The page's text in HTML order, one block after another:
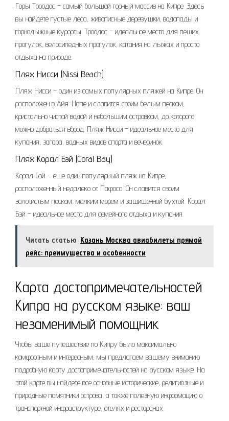
Горы Троодос – самый большой горный массив на Кипре. Здесь
вы найдете густые леса, живописные деревушки, водопады и
горнолыжные курорты. Троодос – идеальное место для пеших
прогулок, велосипедных прогулок, катания на лыжах и просто
отдыха на природе.
Пляж Нисси (Nissi Beach)
Пляж Нисси – один из самых популярных пляжей на Кипре. Он
расположен в Айя-Напе и славится своим белым песком,
кристально чистой водой и небольшим островком, до которого
можно добраться вброд. Пляж Нисси – идеальное место для
купания, загара, водных видов спорта и вечеринок.
Пляж Корал Бэй (Coral Bay)
Корал Бэй – еще один популярный пляж на Кипре,
расположенный недалеко от Пафоса. Он славится своим
золотистым песком, мелким морем и защищенной бухтой. Корал
Бэй – идеальное место для семейного отдыха и купания.
Читать статью Казань Москва авиабилеты прямой
рейс: преимущества и особенности
Карта достопримечательностей
Кипра на русском языке: ваш
незаменимый помощник
Чтобы ваше путешествие по Кипру было максимально
комфортным и интересным, мы предлагаем вашему вниманию
подробную карту достопримечательностей на русском языке. На
этой карте вы найдете все основные исторические, религиозные и
природные памятники острова, а также полезную информацию о
транспортной инфраструктуре, отелях и ресторанах.